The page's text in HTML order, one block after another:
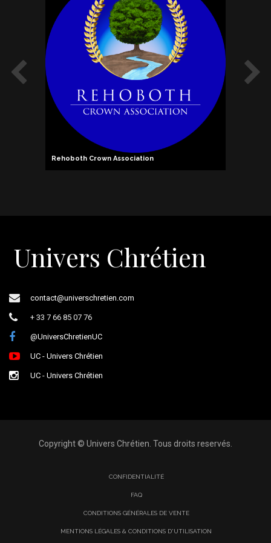
Rehoboth Crown Association
Univers Chrétien
contact@universchretien.com
+ 33 7 66 85 07 76
@UniversChretienUC
UC - Univers Chrétien
UC - Univers Chrétien
Copyright © Univers Chrétien. Tous droits reservés.
CONFIDENTIALITÉ
FAQ
CONDITIONS GÉNÉRALES DE VENTE
MENTIONS LÉGALES & CONDITIONS D'UTILISATION